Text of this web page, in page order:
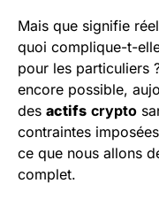
Mais que signifie
quoi complique-t-
pour les particuliers
encore possible,
des actifs crypto
contraintes
ce que nous allons
complet.